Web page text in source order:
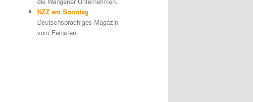
NZZ am Sonntag
Deutschsprachiges Magazin
vom Feinsten